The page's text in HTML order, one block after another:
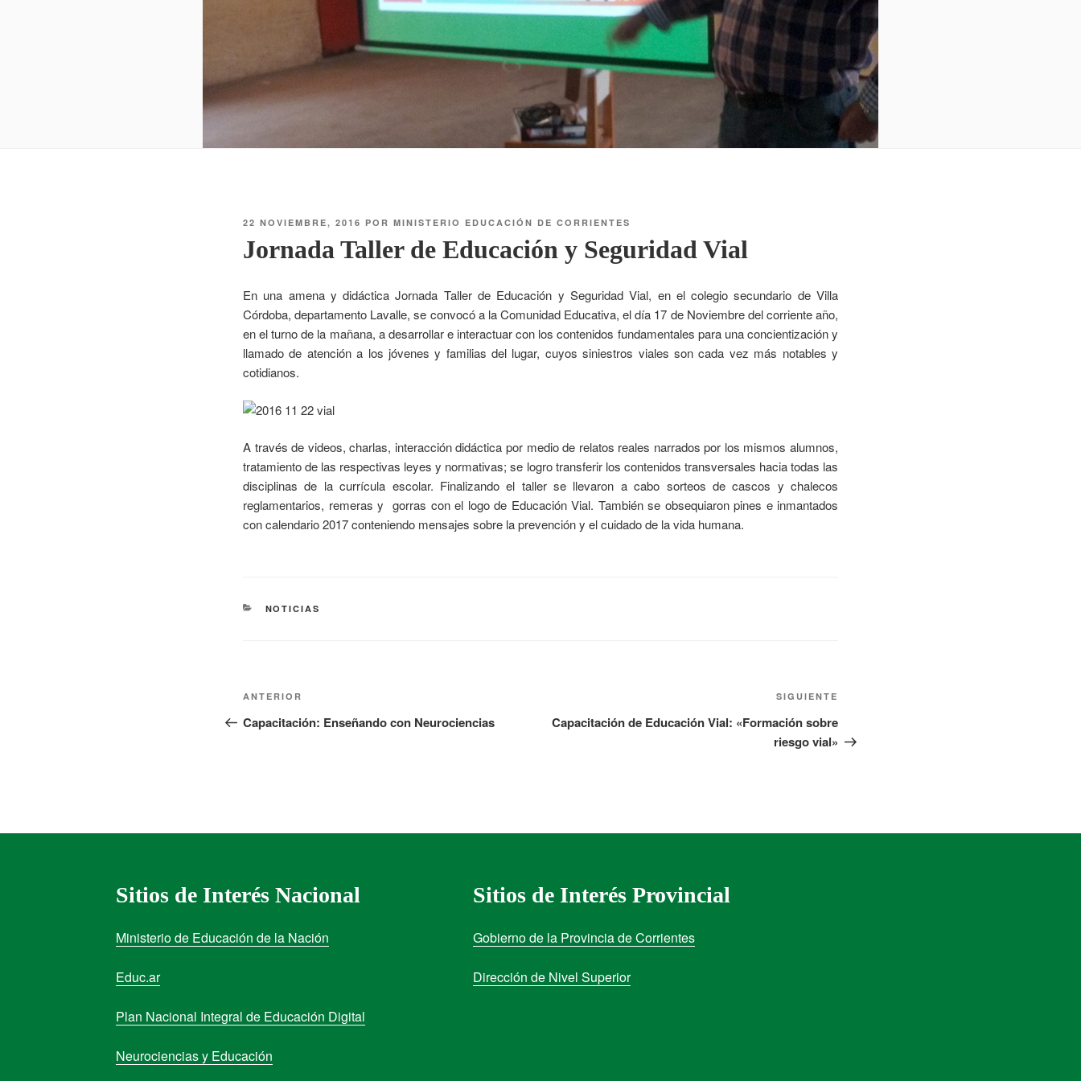
22 NOVIEMBRE, 2016 POR MINISTERIO EDUCACIÓN DE CORRIENTES
Jornada Taller de Educación y Seguridad Vial
En una amena y didáctica Jornada Taller de Educación y Seguridad Vial, en el colegio secundario de Villa
Córdoba, departamento Lavalle, se convocó a la Comunidad Educativa, el día 17 de Noviembre del corriente año,
en el turno de la mañana, a desarrollar e interactuar con los contenidos fundamentales para una concientización y
llamado de atención a los jóvenes y familias del lugar, cuyos siniestros viales son cada vez más notables y
cotidianos.
A través de videos, charlas, interacción didáctica por medio de relatos reales narrados por los mismos alumnos,
tratamiento de las respectivas leyes y normativas; se logro transferir los contenidos transversales hacia todas las
disciplinas de la currícula escolar. Finalizando el taller se llevaron a cabo sorteos de cascos y chalecos
reglamentarios, remeras y gorras con el logo de Educación Vial. También se obsequiaron pines e inmantados
con calendario 2017 conteniendo mensajes sobre la prevención y el cuidado de la vida humana.
NOTICIAS
ANTERIOR
Capacitación: Enseñando con Neurociencias
SIGUIENTE
Capacitación de Educación Vial: «Formación sobre
riesgo vial»
Sitios de Interés Nacional
Ministerio de Educación de la Nación
Educ.ar
Plan Nacional Integral de Educación Digital
Neurociencias y Educación
Sitios de Interés Provincial
Gobierno de la Provincia de Corrientes
Dirección de Nivel Superior